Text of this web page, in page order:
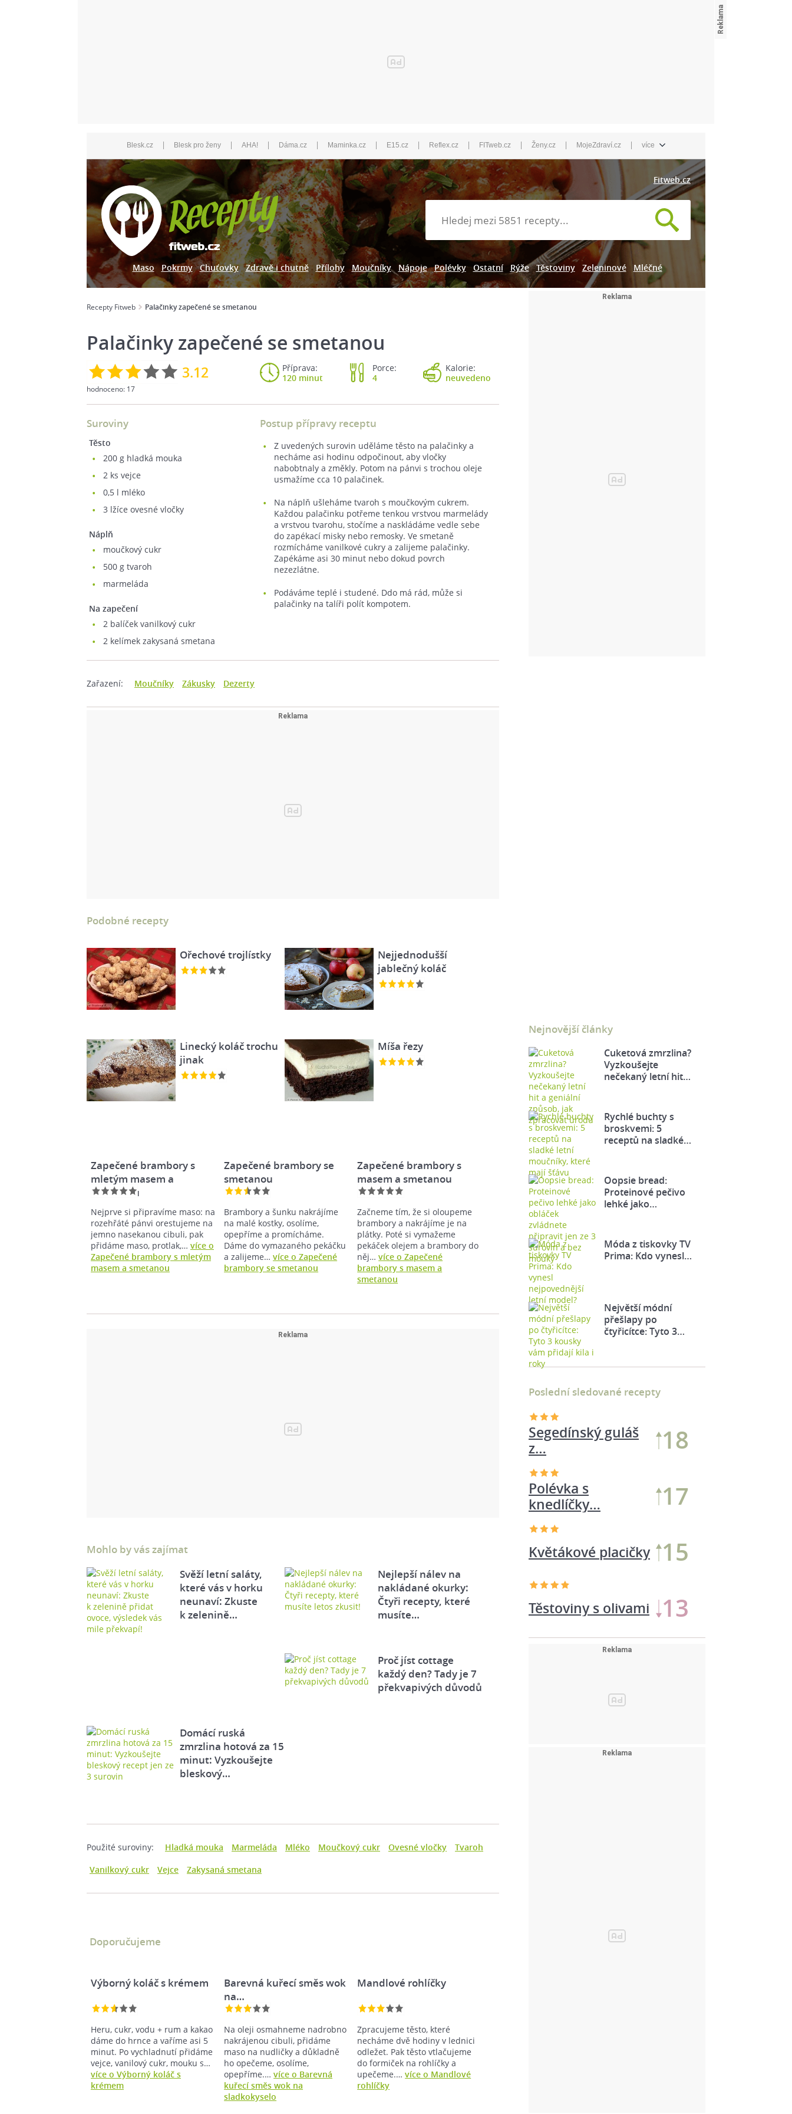
Blesk.cz | Blesk pro ženy | AHA! | Dáma.cz | Maminka.cz | E15.cz | Reflex.cz | FITweb.cz | Ženy.cz | MojeZdraví.cz | více
Fitweb.cz
Maso Pokrmy Chuťovky Zdravě i chutně Přílohy Moučníky Nápoje Polévky Ostatní Rýže Těstoviny Zeleninové Mléčné
Recepty Fitweb Palačinky zapečené se smetanou
Palačinky zapečené se smetanou
3.12
hodnoceno: 17
Příprava:
120 minut
Porce:
4
Kalorie:
neuvedeno
Suroviny
Těsto
200 g hladká mouka
2 ks vejce
0,5 l mléko
3 lžíce ovesné vločky
Náplň
moučkový cukr
500 g tvaroh
marmeláda
Na zapečení
2 balíček vanilkový cukr
2 kelímek zakysaná smetana
Postup přípravy receptu
Z uvedených surovin uděláme těsto na palačinky a
necháme asi hodinu odpočinout, aby vločky
nabobtnaly a změkly. Potom na pánvi s trochou oleje
usmažíme cca 10 palačinek.
Na náplň ušleháme tvaroh s moučkovým cukrem.
Každou palačinku potřeme tenkou vrstvou marmelády
a vrstvou tvarohu, stočíme a naskládáme vedle sebe
do zapékací misky nebo remosky. Ve smetaně
rozmícháme vanilkové cukry a zalijeme palačinky.
Zapékáme asi 30 minut nebo dokud povrch
nezezlátne.
Podáváme teplé i studené. Ddo má rád, může si
palačinky na talíři polít kompotem.
Zařazení: Moučníky Zákusky Dezerty
Podobné recepty
Ořechové trojlístky
Nejjednodušší
jablečný koláč
Linecký koláč trochu
jinak
Míša řezy
Zapečené brambory s
mletým masem a
smetanou
Nejprve si připravíme maso: na
rozehřáté pánvi orestujeme na
jemno nasekanou cibuli, pak
přidáme maso, protlak,… více o
Zapečené brambory s mletým
masem a smetanou
Zapečené brambory se
smetanou
Brambory a šunku nakrájíme
na malé kostky, osolíme,
opepříme a promícháme.
Dáme do vymazaného pekáčku
a zalijeme…více o Zapečené
brambory se smetanou
Zapečené brambory s
masem a smetanou
Začneme tím, že si oloupeme
brambory a nakrájíme je na
plátky. Poté si vymažeme
pekáček olejem a brambory do
něj…více o Zapečené
brambory s masem a
smetanou
Mohlo by vás zajímat
Svěží letní saláty,
které vás v horku
neunaví: Zkuste
k zelenině…
Nejlepší nálev na
nakládané okurky:
Čtyři recepty, které
musíte…
Proč jíst cottage
každý den? Tady je 7
překvapivých důvodů
Domácí ruská
zmrzlina hotová za 15
minut: Vyzkoušejte
bleskový…
Použité suroviny: Hladká mouka Marmeláda Mléko Moučkový cukr Ovesné vločky
Tvaroh
Vanilkový cukr
Vejce Zakysaná smetana
Doporučujeme
Výborný koláč s krémem
Heru, cukr, vodu + rum a kakao
dáme do hrnce a vaříme asi 5
minut. Po vychladnutí přidáme
vejce, vanilový cukr, mouku s…
více o Výborný koláč s
krémem
Barevná kuřecí směs wok
na…
Na oleji osmahneme nadrobno
nakrájenou cibuli, přidáme
maso na nudličky a důkladně
ho opečeme, osolíme,
opepříme.…více o Barevná
kuřecí směs wok na
sladkokyselo
Mandlové rohlíčky
Zpracujeme těsto, které
necháme dvě hodiny v lednici
odležet. Pak těsto vtlačujeme
do formiček na rohlíčky a
upečeme.…více o Mandlové
rohlíčky
Nejnovější články
Cuketová zmrzlina?
Vyzkoušejte
nečekaný letní hit…
Rychlé buchty s
broskvemi: 5
receptů na sladké…
Oopsie bread:
Proteinové pečivo
lehké jako…
Móda z tiskovky TV
Prima: Kdo vynesl…
Největší módní
přešlapy po
čtyřicítce: Tyto 3…
Poslední sledované recepty
Segedínský guláš
z…
16
Těstoviny s olivami 15
Polévka s
knedlíčky…
17
Květákové placičky 14